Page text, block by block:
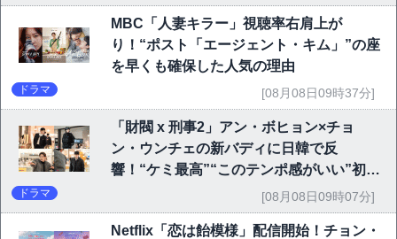
MBC「人妻キラー」視聴率右肩上が
り！“ポスト「エージェント・キム」”の座
を早くも確保した人気の理由
ドラマ [08月08日09時37分]
「財閥 x 刑事2」アン・ボヒョン×チョ
ン・ウンチェの新バディに日韓で反
響！“ケミ最高”“このテンポ感がいい”初回
ドラマ [08月08日09時07分]
Netflix「恋は飴模様」配信開始！チョン・